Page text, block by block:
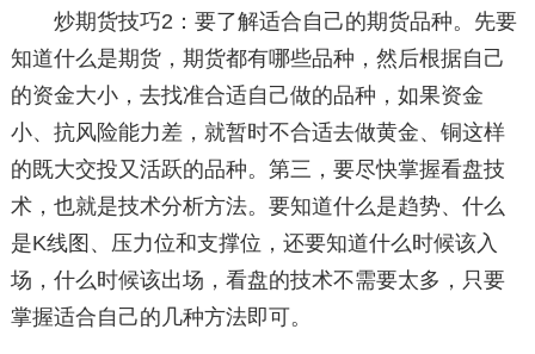
炒期货技巧2：要了解适合自己的期货品种。先要
知道什么是期货，期货都有哪些品种，然后根据自己
的资金大小，去找准合适自己做的品种，如果资金
小、抗风险能力差，就暂时不合适去做黄金、铜这样
的既大交投又活跃的品种。第三，要尽快掌握看盘技
术，也就是技术分析方法。要知道什么是趋势、什么
是K线图、压力位和支撑位，还要知道什么时候该入
场，什么时候该出场，看盘的技术不需要太多，只要
掌握适合自己的几种方法即可。